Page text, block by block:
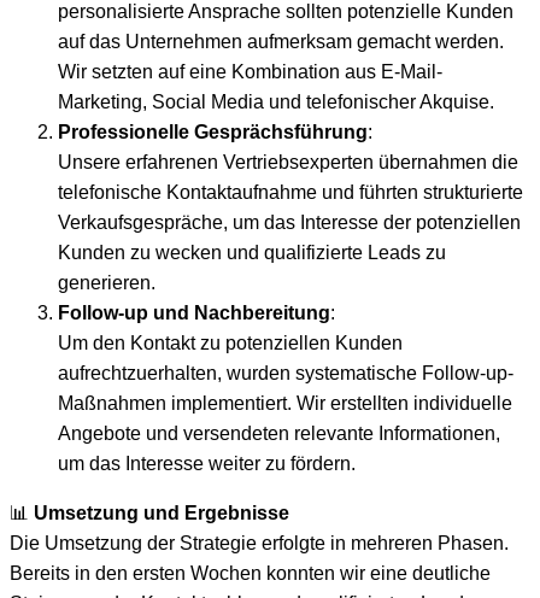
personalisierte Ansprache sollten potenzielle Kunden
auf das Unternehmen aufmerksam gemacht werden.
Wir setzten auf eine Kombination aus E-Mail-
Marketing, Social Media und telefonischer Akquise.
Professionelle Gesprächsführung:
Unsere erfahrenen Vertriebsexperten übernahmen die
telefonische Kontaktaufnahme und führten strukturierte
Verkaufsgespräche, um das Interesse der potenziellen
Kunden zu wecken und qualifizierte Leads zu
generieren.
Follow-up und Nachbereitung:
Um den Kontakt zu potenziellen Kunden
aufrechtzuerhalten, wurden systematische Follow-up-
Maßnahmen implementiert. Wir erstellten individuelle
Angebote und versendeten relevante Informationen,
um das Interesse weiter zu fördern.
📊 Umsetzung und Ergebnisse
Die Umsetzung der Strategie erfolgte in mehreren Phasen.
Bereits in den ersten Wochen konnten wir eine deutliche